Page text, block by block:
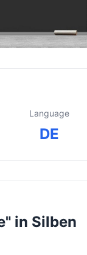
Language
DE
in Silben